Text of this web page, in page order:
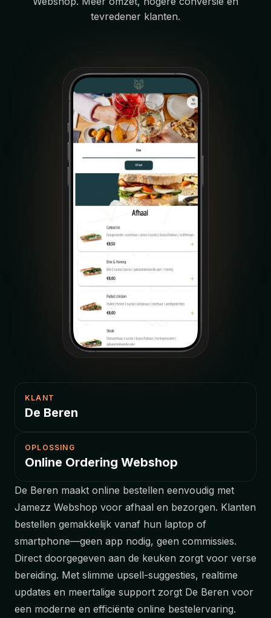
tevredener klanten.
KLANT
De Beren
OPLOSSING
Online Ordering Webshop
De Beren maakt online bestellen eenvoudig met
Jamezz Webshop voor afhaal en bezorgen. Klanten
bestellen gemakkelijk vanaf hun laptop of
smartphone—geen app nodig, geen commissies.
Direct doorgegeven aan de keuken zorgt voor verse
bereiding. Met slimme upsell-suggesties, realtime
updates en meertalige support zorgt De Beren voor
een moderne en efficiënte online bestelervaring.